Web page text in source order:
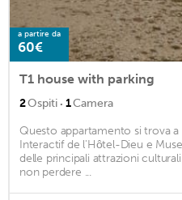
a partire da
60€
T1 house with parking
2Ospiti · 1Camera
Questo appartamento si trova
Interactif de l'Hôtel-Dieu e
delle principali attrazioni
non perdere ...